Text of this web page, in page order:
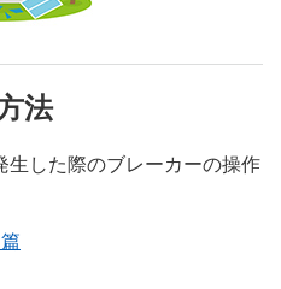
法
生した際のブレーカーの操作